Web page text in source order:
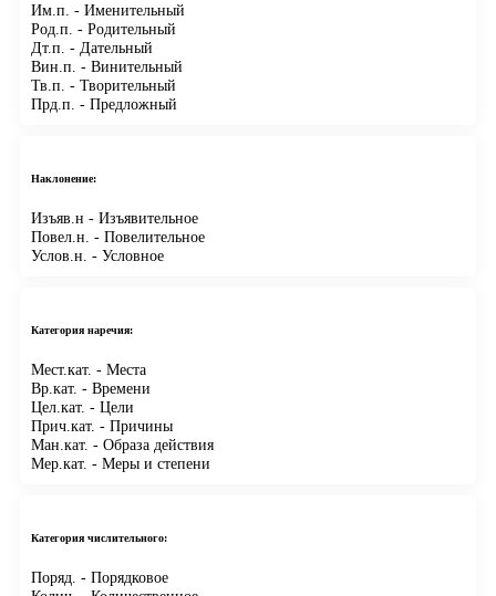
Им.п. - Именительный
Род.п. - Родительный
Дт.п. - Дательный
Вин.п. - Винительный
Тв.п. - Творительный
Прд.п. - Предложный
Наклонение:
Изъяв.н - Изъявительное
Повел.н. - Повелительное
Услов.н. - Условное
Категория наречия:
Мест.кат. - Места
Вр.кат. - Времени
Цел.кат. - Цели
Прич.кат. - Причины
Ман.кат. - Образа действия
Мер.кат. - Меры и степени
Категория числительного:
Поряд. - Порядковое